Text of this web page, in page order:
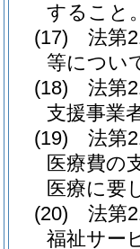
すること
(17)
法第
等につい
(18)
法第
支援事業
(19)
法第
医療費の
医療に要
(20)
法第
福祉サー